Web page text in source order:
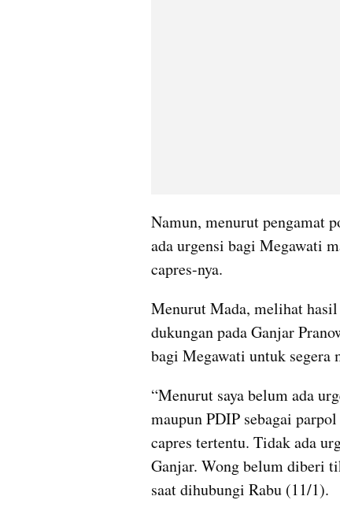
Namun, menurut pengamat
ada urgensi bagi Megawati
capres-nya.
Menurut Mada, melihat
dukungan pada Ganjar
bagi Megawati untuk segera
“Menurut saya belum ada
maupun PDIP sebagai
capres tertentu. Tidak ada
Ganjar. Wong belum diberi
saat dihubungi Rabu (11/1).